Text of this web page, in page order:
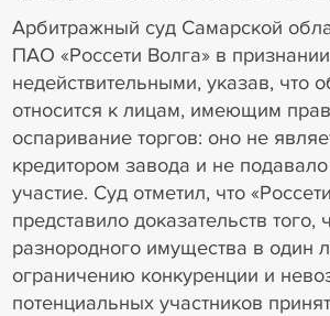
Арбитражный суд Самарской
ПАО «Россети Волга» в
недействительными, указав, что
относится к лицам, имеющим
оспаривание торгов: оно не
кредитором завода и не
участие. Суд отметил, что
представило доказательств того,
разнородного имущества в один
ограничению конкуренции и
потенциальных участников